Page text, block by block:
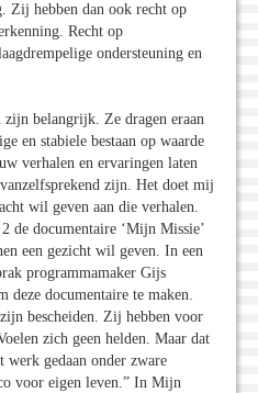
Zij hebben dan ook recht op
Recht op
ondersteuning en
belangrijk. Ze dragen eraan
en stabiele bestaan op waarde
verhalen en ervaringen laten
zijn. Het doet mij
wil geven aan die verhalen.
de documentaire ‘Mijn Missie’
een gezicht wil geven. In een
programmamaker Gijs
deze documentaire te maken.
bescheiden. Zij hebben voor
zich geen helden. Maar dat
werk gedaan onder zware
voor eigen leven.” In Mijn